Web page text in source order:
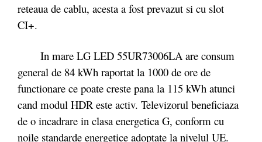
reteaua de cablu, acesta a fost prevazut si cu slot
CI+.
In mare LG LED 55UR73006LA are consum
general de 84 kWh raportat la 1000 de ore de
functionare ce poate creste pana la 115 kWh atunci
cand modul HDR este activ. Televizorul beneficiaza
de o incadrare in clasa energetica G, conform cu
noile standarde energetice adoptate la nivelul UE.